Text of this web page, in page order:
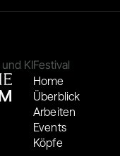
KIFestival
Home
Überblick
Arbeiten
Events
Köpfe